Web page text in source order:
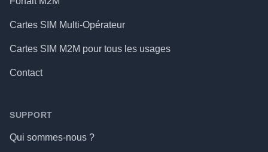
Cartes SIM Multi-Opérateur
Cartes SIM M2M pour tous les usages
Contact
SUPPORT
Qui sommes-nous ?